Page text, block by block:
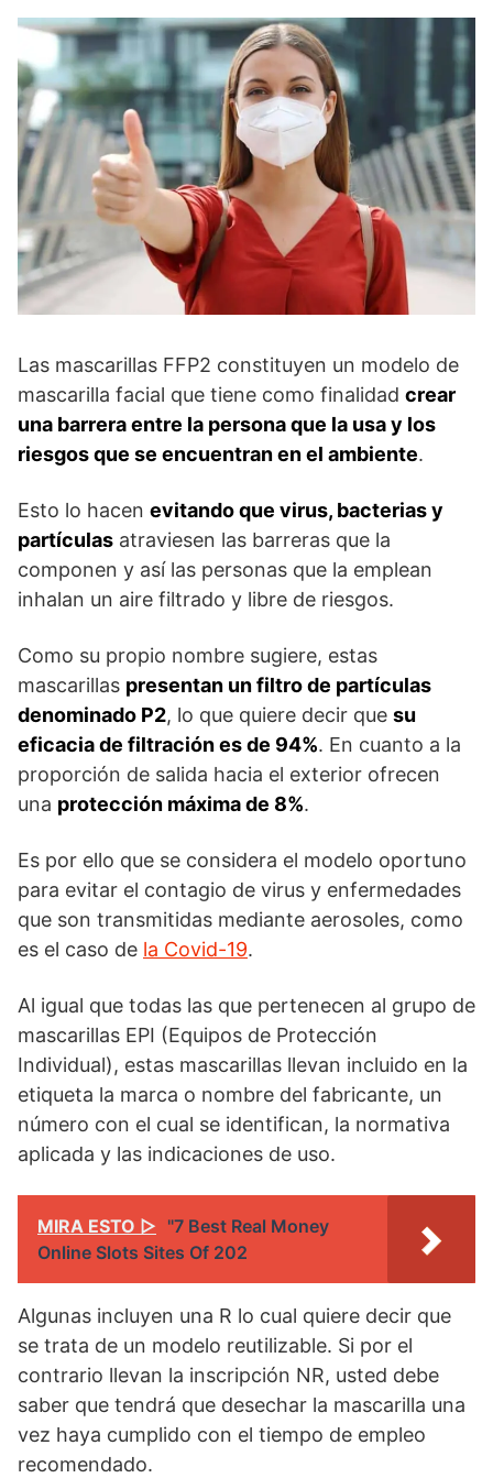
Las mascarillas FFP2 constituyen un modelo de
mascarilla facial que tiene como finalidad crear
una barrera entre la persona que la usa y los
riesgos que se encuentran en el ambiente.
Esto lo hacen evitando que virus, bacterias y
partículas atraviesen las barreras que la
componen y así las personas que la emplean
inhalan un aire filtrado y libre de riesgos.
Como su propio nombre sugiere, estas
mascarillas presentan un filtro de partículas
denominado P2, lo que quiere decir que su
eficacia de filtración es de 94%. En cuanto a la
proporción de salida hacia el exterior ofrecen
una protección máxima de 8%.
Es por ello que se considera el modelo oportuno
para evitar el contagio de virus y enfermedades
que son transmitidas mediante aerosoles, como
es el caso de la Covid-19.
Al igual que todas las que pertenecen al grupo de
mascarillas EPI (Equipos de Protección
Individual), estas mascarillas llevan incluido en la
etiqueta la marca o nombre del fabricante, un
número con el cual se identifican, la normativa
aplicada y las indicaciones de uso.
MIRA ESTO ▷ "7 Best Real Money
Online Slots Sites Of 202
Algunas incluyen una R lo cual quiere decir que
se trata de un modelo reutilizable. Si por el
contrario llevan la inscripción NR, usted debe
saber que tendrá que desechar la mascarilla una
vez haya cumplido con el tiempo de empleo
recomendado.